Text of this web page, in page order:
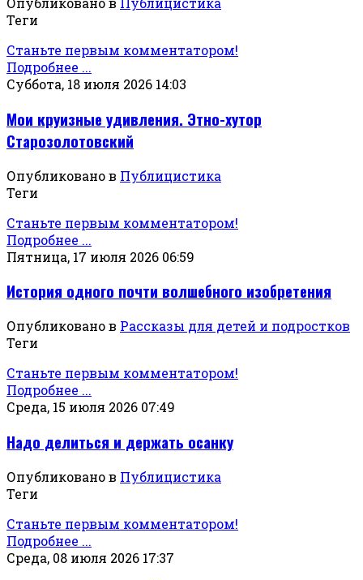
Теги
Станьте первым комментатором!
Подробнее ...
Суббота, 18 июля 2026 14:03
Мои круизные удивления. Этно-хутор
Старозолотовский
Опубликовано в Публицистика
Теги
Станьте первым комментатором!
Подробнее ...
Пятница, 17 июля 2026 06:59
История одного почти волшебного изобретения
Опубликовано в Рассказы для детей и подростков
Теги
Станьте первым комментатором!
Подробнее ...
Среда, 15 июля 2026 07:49
Надо делиться и держать осанку
Опубликовано в Публицистика
Теги
Станьте первым комментатором!
Подробнее ...
Среда, 08 июля 2026 17:37